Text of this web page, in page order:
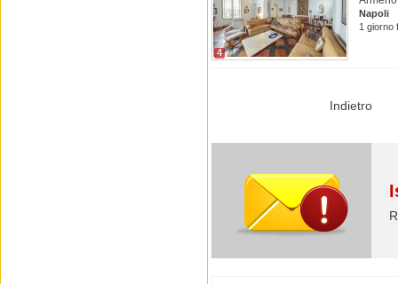
4
Napoli
1 giorno
Indietro